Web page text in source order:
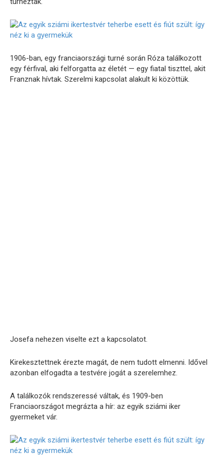
1906-ban, egy franciaországi turné során Róza találkozott
egy férfival, aki felforgatta az életét — egy fiatal tiszttel, akit
Franznak hívtak. Szerelmi kapcsolat alakult ki közöttük.
Josefa nehezen viselte ezt a kapcsolatot.
Kirekesztettnek érezte magát, de nem tudott elmenni. Idővel
azonban elfogadta a testvére jogát a szerelemhez.
A találkozók rendszeressé váltak, és 1909-ben
Franciaországot megrázta a hír: az egyik sziámi iker
gyermeket vár.